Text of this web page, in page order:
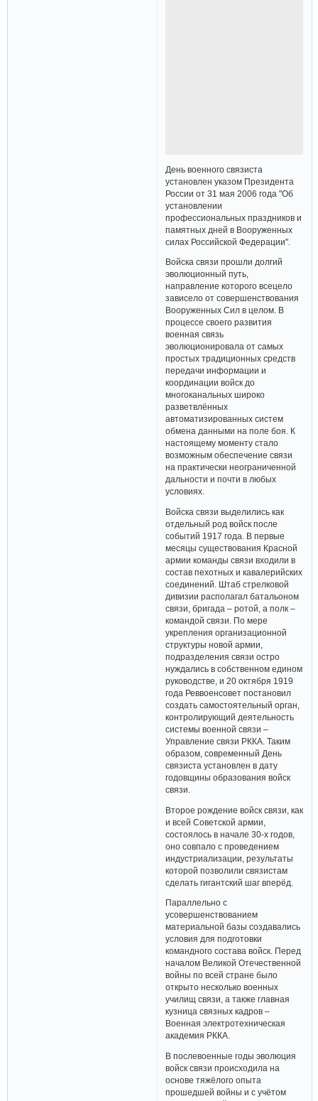
День военного связиста
установлен указом Президента
России от 31 мая 2006 года "Об
установлении
профессиональных праздников и
памятных дней в Вооруженных
силах Российской Федерации".
Войска связи прошли долгий
эволюционный путь,
направление которого всецело
зависело от совершенствования
Вооруженных Сил в целом. В
процессе своего развития
военная связь
эволюционировала от самых
простых традиционных средств
передачи информации и
координации войск до
многоканальных широко
разветвлённых
автоматизированных систем
обмена данными на поле боя. К
настоящему моменту стало
возможным обеспечение связи
на практически неограниченной
дальности и почти в любых
условиях.
Войска связи выделились как
отдельный род войск после
событий 1917 года. В первые
месяцы существования Красной
армии команды связи входили в
состав пехотных и кавалерийских
соединений. Штаб стрелковой
дивизии располагал батальоном
связи, бригада – ротой, а полк –
командой связи. По мере
укрепления организационной
структуры новой армии,
подразделения связи остро
нуждались в собственном едином
руководстве, и 20 октября 1919
года Реввоенсовет постановил
создать самостоятельный орган,
контролирующий деятельность
системы военной связи –
Управление связи РККА. Таким
образом, современный День
связиста установлен в дату
годовщины образования войск
связи.
Второе рождение войск связи, как
и всей Советской армии,
состоялось в начале 30-х годов,
оно совпало с проведением
индустриализации, результаты
которой позволили связистам
сделать гигантский шаг вперёд.
Параллельно с
усовершенствованием
материальной базы создавались
условия для подготовки
командного состава войск. Перед
началом Великой Отечественной
войны по всей стране было
открыто несколько военных
училищ связи, а также главная
кузница связных кадров –
Военная электротехническая
академия РККА.
В послевоенные годы эволюция
войск связи происходила на
основе тяжёлого опыта
прошедшей войны и с учётом